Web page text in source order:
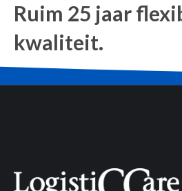
Ruim 25 jaar
kwaliteit.